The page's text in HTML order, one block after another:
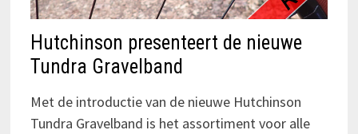
Hutchinson presenteert de nieuwe
Tundra Gravelband
Met de introductie van de nieuwe Hutchinson
Tundra Gravelband is het assortiment voor alle